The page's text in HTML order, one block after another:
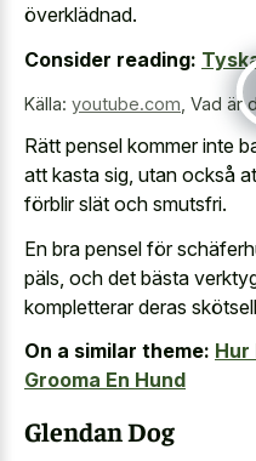
överklädnad.
Consider reading:
Källa: youtube.com Vad är
Rätt pensel kommer inte
att kasta sig, utan också
förblir slät och smutsfri.
En bra pensel för
päls, och det bästa
kompletterar deras
On a similar theme: Hur
Grooma En Hund
Glendan Dog